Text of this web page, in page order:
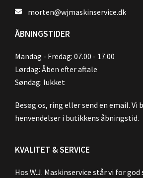
morten@wjmaskinservice.dk
ÅBNINGSTIDER
Mandag - Fredag: 07.00 - 17.00
Lørdag: Åben efter aftale
Søndag: lukket
Besøg os, ring eller send en email. Vi
henvendelser i butikkens åbningstid.
KVALITET & SERVICE
Hos W.J. Maskinservice står vi for god